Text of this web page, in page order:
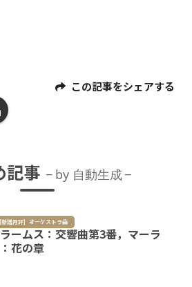
この記事をシェアする
記事 by 自動生成
［新譜月評］オーケストラ曲
ームス：交響曲第3番，マーラ
花の章